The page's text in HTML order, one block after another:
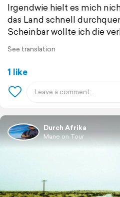
Irgendwie hielt es mich
das Land schnell
Scheinbar wollte ich die
See translation
1 like
Durch Afrika
Mane on Tour